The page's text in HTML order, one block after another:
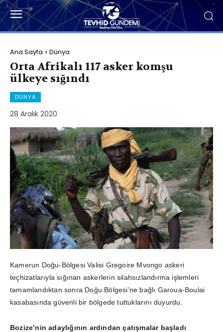
Ana Sayfa Dünya
Orta Afrikalı 117 asker komşu
ülkeye sığındı
DÜNYA
28 Aralık 2020
Kamerun Doğu-Bölgesi Valisi Gregoire Mvongo askeri
teçhizatlarıyla sığınan askerlerin silahsızlandırma işlemleri
tamamlandıktan sonra Doğu Bölgesi’ne bağlı Garoua-Boulai
kasabasında güvenli bir bölgede tuttuklarını duyurdu.
Bozize’nin adaylığının ardından çatışmalar başladı